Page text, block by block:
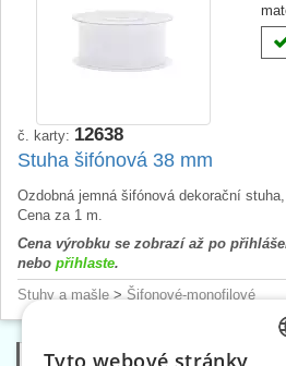
č. karty: 12638
Stuha šifónová 38 mm
Ozdobná jemná šifónová dekorační
Cena za 1 m.
Cena výrobku se zobrazí až po
nebo přihlaste.
Stuhy a mašle > Šifonové-monofilové
Tyto webové stránky